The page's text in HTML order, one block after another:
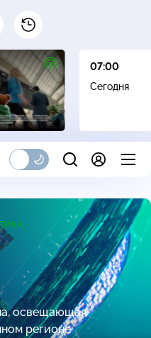
0+
07:00
Сегодня
освещающая
регионе